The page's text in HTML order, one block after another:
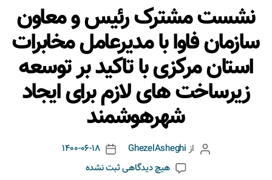
نشست مشترک رئیس و معاون
سازمان فاوا با مدیرعامل مخابرات
استان مرکزی با تاکید بر توسعه
زیرساخت های لازم برای ایجاد
شهرهوشمند
از GhezelAsheghi
1400-06-18
هیچ دیدگاهیثبت نشده